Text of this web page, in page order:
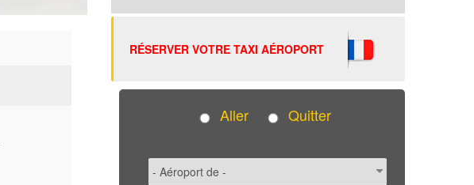
RÉSERVER VOTRE TAXI AÉROPORT
Aller Quitter